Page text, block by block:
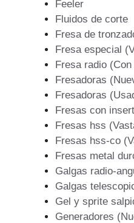
Feeler
Fluidos de corte
Fresa de
Fresa especial
Fresa radio
Fresadoras
Fresadoras
Fresas con
Fresas hss
Fresas hss-co
Fresas metal
Galgas radio-
Galgas
Gel y sprite
Generadores